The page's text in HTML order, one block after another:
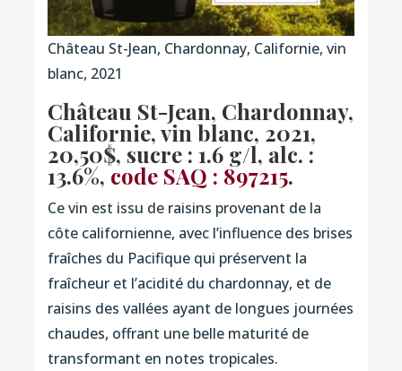
Château St-Jean, Chardonnay, Californie, vin
blanc, 2021
Château St-Jean, Chardonnay,
Californie, vin blanc, 2021,
20,50$, sucre : 1.6 g/l, alc. :
13.6%,code SAQ : 897215.
Ce vin est issu de raisins provenant de la
côte californienne, avec l’influence des brises
fraîches du Pacifique qui préservent la
fraîcheur et l’acidité du chardonnay, et de
raisins des vallées ayant de longues journées
chaudes, offrant une belle maturité de
transformant en notes tropicales.